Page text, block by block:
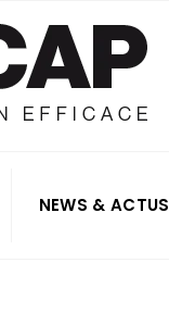
NEWS & ACTUS